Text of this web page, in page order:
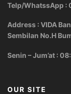
Telp/WhatssApp :
Address : VIDA
Sembilan No.H
Senin – Jum’at :
OUR SITE